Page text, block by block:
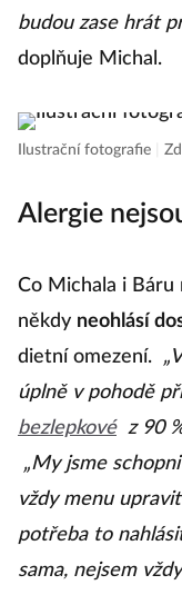
budou zase hrát
doplňuje Michal.
Ilustrační fotografie
Alergie
Co Michala i Báru
někdy neohlásí
dietní omezení.
úplně v pohodě
bezlepkové z 90
„My jsme
vždy menu
potřeba to
sama, nejsem